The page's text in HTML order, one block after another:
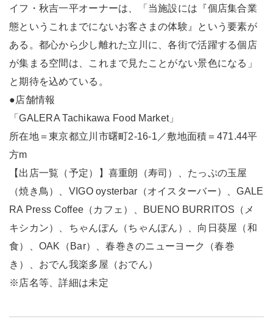
イフ・秋吉一平オーナーは、「当施設には『個店集合業
態というこれまでにないお客さまの体験』という要素が
ある。都心から少し離れた立川に、各街で活躍する個店
が集まる空間は、これまで見たことがない景色になる」
と期待を込めている。
●店舗情報
「GALERA Tachikawa Food Market」
所在地＝東京都立川市曙町2-16-1／敷地面積＝471.44平
方m
【出店一覧（予定）】喜重朗（寿司）、たっぷの玉屋
（焼き鳥）、VIGO oysterbar（オイスターバー）、GALE
RA Press Coffee（カフェ）、BUENO BURRITOS（メ
キシカン）、ちゃんぽん（ちゃんぽん）、向日葵屋（和
食）、OAK（Bar）、春巻きのニューヨーク（春巻
き）、おでん我楽多屋（おでん）
※店名等、詳細は未定